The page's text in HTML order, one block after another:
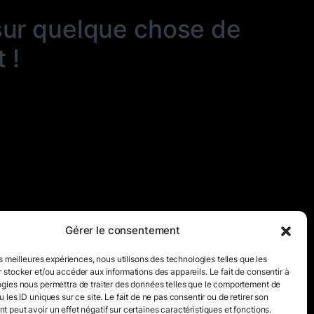
Gérer le consentement
meilleures expériences, nous utilisons des technologies telles que les
stocker et/ou accéder aux informations des appareils. Le fait de consentir à
nous permettra de traiter des données telles que le comportement de
les ID uniques sur ce site. Le fait de ne pas consentir ou de retirer son
peut avoir un effet négatif sur certaines caractéristiques et fonctions.
quelque chose de
!